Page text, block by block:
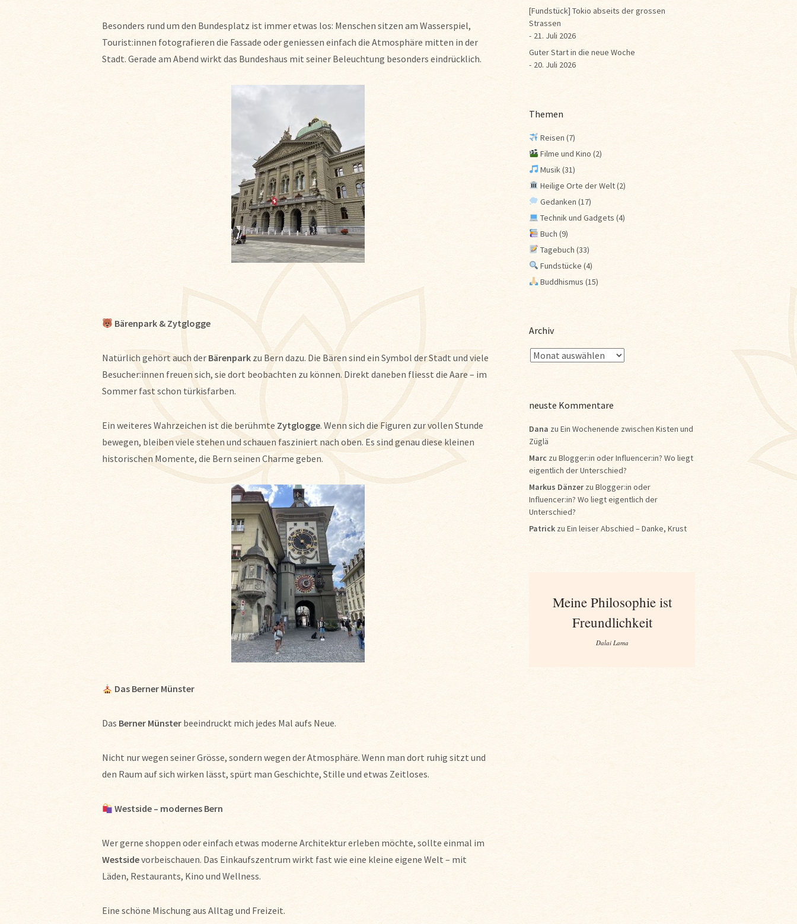
Besonders rund um den Bundesplatz ist immer etwas los: Menschen sitzen am Wasserspiel,
Tourist:innen fotografieren die Fassade oder geniessen einfach die Atmosphäre mitten in der
Stadt. Gerade am Abend wirkt das Bundeshaus mit seiner Beleuchtung besonders eindrücklich.
Bärenpark & Zytglogge
Natürlich gehört auch der Bärenpark zu Bern dazu. Die Bären sind ein Symbol der Stadt und viele
Besucher:innen freuen sich, sie dort beobachten zu können. Direkt daneben fliesst die Aare – im
Sommer fast schon türkisfarben.
Ein weiteres Wahrzeichen ist die berühmte Zytglogge. Wenn sich die Figuren zur vollen Stunde
bewegen, bleiben viele stehen und schauen fasziniert nach oben. Es sind genau diese kleinen
historischen Momente, die Bern seinen Charme geben.
Das Berner Münster
Das Berner Münster beeindruckt mich jedes Mal aufs Neue.
Nicht nur wegen seiner Grösse, sondern wegen der Atmosphäre. Wenn man dort ruhig sitzt und
den Raum auf sich wirken lässt, spürt man Geschichte, Stille und etwas Zeitloses.
Westside – modernes Bern
Wer gerne shoppen oder einfach etwas moderne Architektur erleben möchte, sollte einmal im
Westsidevorbeischauen. Das Einkaufszentrum wirkt fast wie eine kleine eigene Welt – mit
Läden, Restaurants, Kino und Wellness.
Eine schöne Mischung aus Alltag und Freizeit.
[Fundstück] Tokio abseits der grossen
Strassen
21. Juli 2026
Guter Start in die neue Woche
20. Juli 2026
Themen
Reisen (7)
Filme und Kino (2)
Musik (31)
Heilige Orte der Welt(2)
Gedanken (17)
Technik und Gadgets (4)
Buch (9)
Tagebuch (33)
Fundstücke (4)
Buddhismus (15)
Archiv
neuste Kommentare
Dana zu Ein Wochenende zwischen Kisten und
Züglä
Marc zu Blogger:in oder Influencer:in? Wo liegt
eigentlich der Unterschied?
Markus Dänzerzu Blogger:in oder
Influencer:in? Wo liegt eigentlich der
Unterschied?
Patrick zu Ein leiser Abschied – Danke, Krust
Meine Philosophie ist
Freundlichkeit
Dalai Lama